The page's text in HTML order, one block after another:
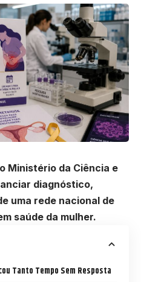
Ministério da Ciência e
diagnóstico,
uma rede nacional de
saúde da mulher.
Tanto Tempo Sem Resposta